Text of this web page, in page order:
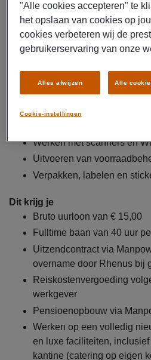
Als warehouse medewerker bij
verantwoordelijk voor een soepel
dagelijkse logistieke processen
Jouw werkzaamheden bestaan
Ontvangen, controleren en
Orderpicken en zendingen
Werken met scanners en
Uitvoeren van
Verpakken, labelen en
Dit krijg je
Bruto uurloon van € 15,00
Fulltime baan van 40 uur
Uitzendcontract via
overname door Rhenus bij
Reiskostenvergoeding
werkgever
Pensioenopbouw via
Werken op een volledig
en luxe faciliteiten,
kantine (catering op eigen
"Alle cookies accepteren" te
het opslaan van cookies op
cookies verbeteren wij de
gebruikerservaring van onze
Cookie-instellingen
Alles afwijzen Alle